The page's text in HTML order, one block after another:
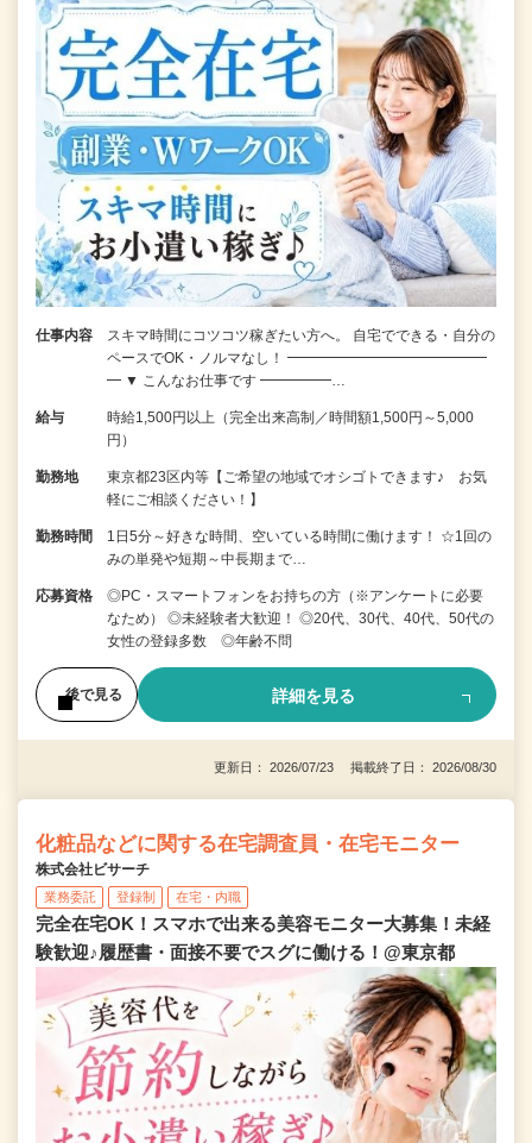
仕事内容
スキマ時間にコツコツ稼ぎたい方へ。 自宅でできる・自分の
ペースでOK・ノルマなし！ ━━━━━━━━━━━━━━
━ ▼ こんなお仕事です ━━━━━…
給与
時給1,500円以上（完全出来高制／時間額1,500円～5,000
円）
勤務地
東京都23区内等【ご希望の地域でオシゴトできます♪ お気
軽にご相談ください！】
勤務時間
1日5分～好きな時間、空いている時間に働けます！ ☆1回の
みの単発や短期～中長期まで…
応募資格
◎PC・スマートフォンをお持ちの方（※アンケートに必要
なため） ◎未経験者大歓迎！ ◎20代、30代、40代、50代の
女性の登録多数 ◎年齢不問
後で見る 詳細を見る
更新日： 2026/07/23 掲載終了日： 2026/08/30
化粧品などに関する在宅調査員・在宅モニター
株式会社ビサーチ
業務委託 登録制 在宅・内職
完全在宅OK！スマホで出来る美容モニター大募集！未経
験歓迎♪履歴書・面接不要でスグに働ける！@東京都